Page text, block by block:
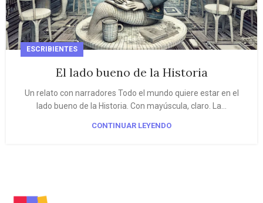
ESCRIBIENTES
El lado bueno de la Historia
Un relato con narradores Todo el mundo quiere estar en el
lado bueno de la Historia. Con mayúscula, claro. La...
CONTINUAR LEYENDO